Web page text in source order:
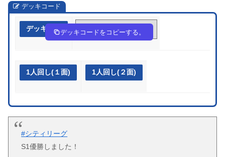
デッキコード
デッキ作成 SXSppy-69tgUD-M2Xypy
デッキコードをコピーする。
1人回し(１面) 1人回し(２面)
#シティリーグ
S1優勝しました！